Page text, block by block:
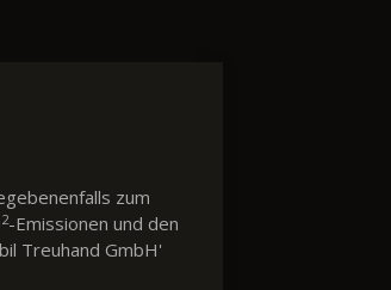
zum
2-Emissionen und den
Treuhand GmbH'